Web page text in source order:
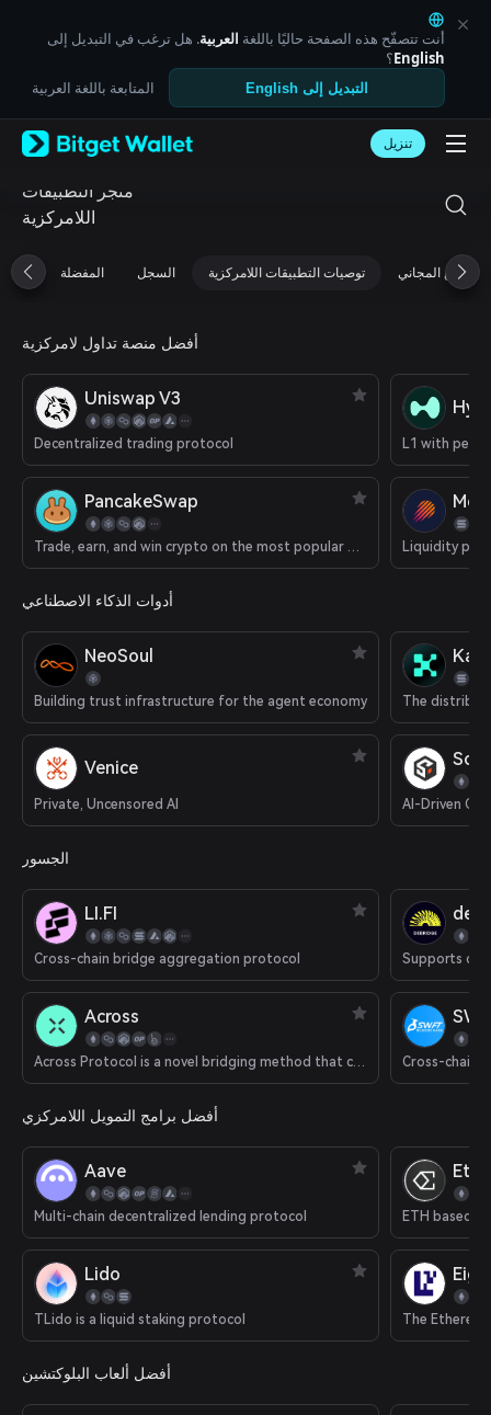
Español (Latinoamérica)
Italiano
Deutsch
简体中文
Português (Portugal)
Bahasa Indonesia
বাংলা
Español
Português (Brasil)
Español (Argentina)
أنت تتصفّح هذه الصفحة حاليًا باللغة العربية. هل ترغب في التبديل إلى
English؟
التبديل إلى English المتابعة باللغة العربية
تنزيل
متجر التطبيقات
اللامركزية
المفضلة السجل توصيات التطبيقات اللامركزية التوزيع المجاني
أفضل منصة تداول لامركزية
Uniswap V3
Decentralized trading protocol
PancakeSwap
Trade, earn, and win crypto on the most popular decentralized platform in the galaxy. Liquidity
أدوات الذكاء الاصطناعي
NeoSoul
Building trust infrastructure for the agent economy
Venice
Private, Uncensored AI AI-Driven
الجسور
LI.FI
Cross-chain bridge aggregation protocol
Across
Across Protocol is a novel bridging method that combines an optimistic oracle, bonded relayers and single-sided liquidity pools to provide decentralized instant transactions from rollup chains to Ethereum mainnet. Cross-chain
أفضل برامج التمويل اللامركزي
Aave
Multi-chain decentralized lending protocol
Lido
TLido is a liquid staking protocol
ETH based
The
أفضل ألعاب البلوكتشين